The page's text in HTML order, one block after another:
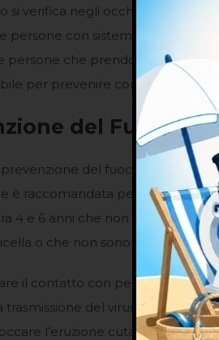
si verifica negli occhi, nel viso o
persone con sistema
persone che prendono farmaci
per prevenire complicazioni
del Fuoco di
del fuoco di
è raccomandata per i bambini di
4 e 6 anni che non sono stati
o che non sono stati
il contatto con persone che
trasmissione del virus. Gli individui
l’eruzione cutanea, in